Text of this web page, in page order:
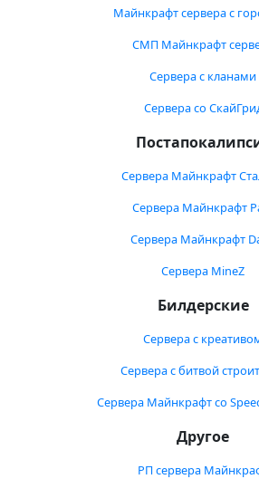
Майнкрафт сервера с
СМП Майнкрафт
Сервера с кланами
Сервера со
Сервера Майнкрафт
Сервера Майнкрафт
Сервера Майнкрафт
Сервера MineZ
Билдерские
Сервера с
Сервера с битвой
Сервера Майнкрафт со
Другое
РП сервера